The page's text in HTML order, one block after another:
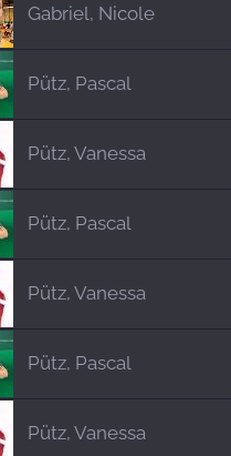
Gabriel, Nicole
Pütz, Pascal
Pütz, Vanessa
Pütz, Pascal
Pütz, Vanessa
Pütz, Pascal
Pütz, Vanessa